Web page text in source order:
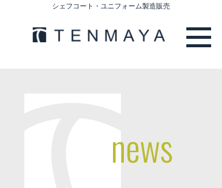
シェフコート・ユニフォーム製造販売
news